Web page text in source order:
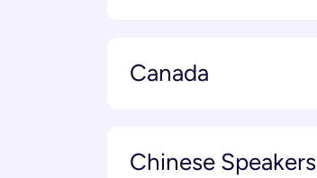
Canada
Chinese Speakers